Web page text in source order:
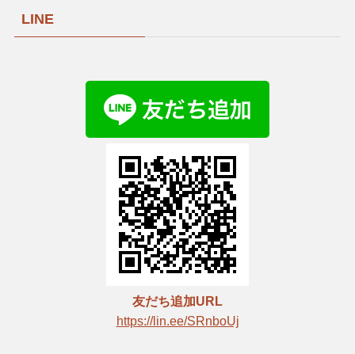
LINE
友だち追加URL
https://lin.ee/SRnboUj